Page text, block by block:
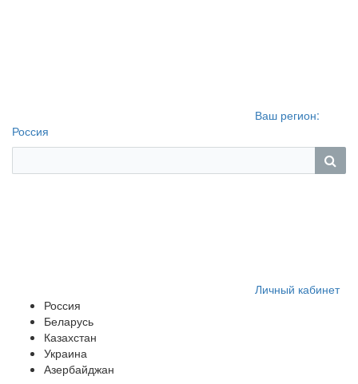
Ваш регион:
Россия
Личный кабинет
Россия
Беларусь
Казахстан
Украина
Азербайджан